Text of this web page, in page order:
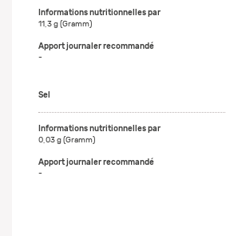
11,3 g (Gramm)
-
Sel
0,03 g (Gramm)
-